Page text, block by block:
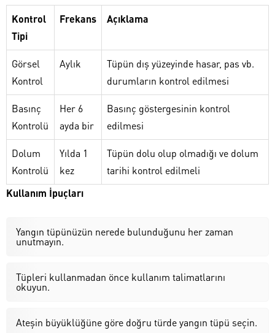
Kontrol
Tipi
Frekans Açıklama
Görsel
Kontrol
Aylık
Tüpün dış yüzeyinde hasar, pas vb.
durumların kontrol edilmesi
Basınç
Kontrolü
Her 6
ayda bir
Basınç göstergesinin kontrol
edilmesi
Dolum
Kontrolü
Yılda 1
kez
Tüpün dolu olup olmadığı ve dolum
tarihi kontrol edilmeli
Kullanım İpuçları
Yangın tüpünüzün nerede bulunduğunu her zaman
unutmayın.
Tüpleri kullanmadan önce kullanım talimatlarını
okuyun.
Ateşin büyüklüğüne göre doğru türde yangın tüpü seçin.